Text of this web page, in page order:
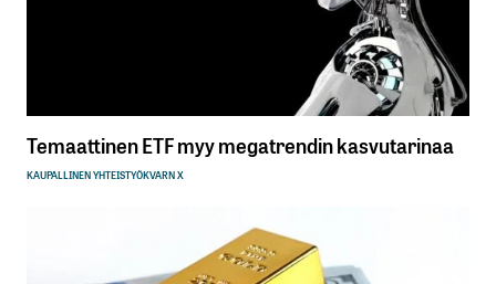
Temaattinen ETF myy megatrendin kasvutarinaa
KAUPALLINEN YHTEISTYÖKVARN X